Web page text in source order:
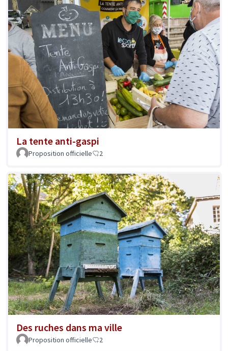
La tente anti-gaspi
Proposition officielle 2
Des ruches dans ma ville
Proposition officielle 2